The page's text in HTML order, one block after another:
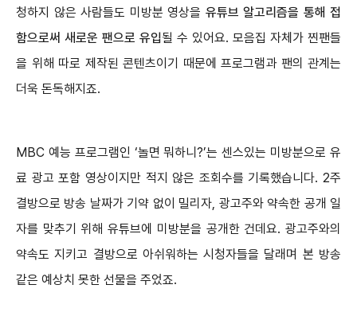
청하지 않은 사람들도 미방분 영상을 유튜브 알고리즘을 통해 접
함으로써 새로운 팬으로 유입될 수 있어요. 모음집 자체가 찐팬들
을 위해 따로 제작된 콘텐츠이기 때문에 프로그램과 팬의 관계는
더욱 돈독해지죠.
MBC 예능 프로그램인 ‘놀면 뭐하니?’는 센스있는 미방분으로 유
료 광고 포함 영상이지만 적지 않은 조회수를 기록했습니다. 2주
결방으로 방송 날짜가 기약 없이 밀리자, 광고주와 약속한 공개 일
자를 맞추기 위해 유튜브에 미방분을 공개한 건데요. 광고주와의
약속도 지키고 결방으로 아쉬워하는 시청자들을 달래며 본 방송
같은 예상치 못한 선물을 주었죠.